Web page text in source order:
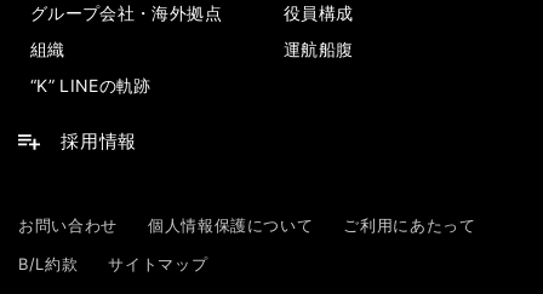
グループ会社・海外拠点
役員構成
組織
運航船腹
“K” LINEの軌跡
採用情報
お問い合わせ 個人情報保護について
ご利用にあたって
B/L約款
サイトマップ